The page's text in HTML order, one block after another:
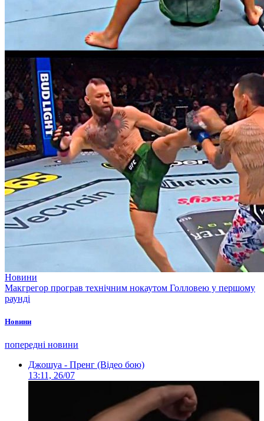
Новини
Макгрегор програв технічним нокаутом Голловею у першому
раунді
Новини
попередні новини
Джошуа - Пренг (Відео бою)
13:11, 26/07